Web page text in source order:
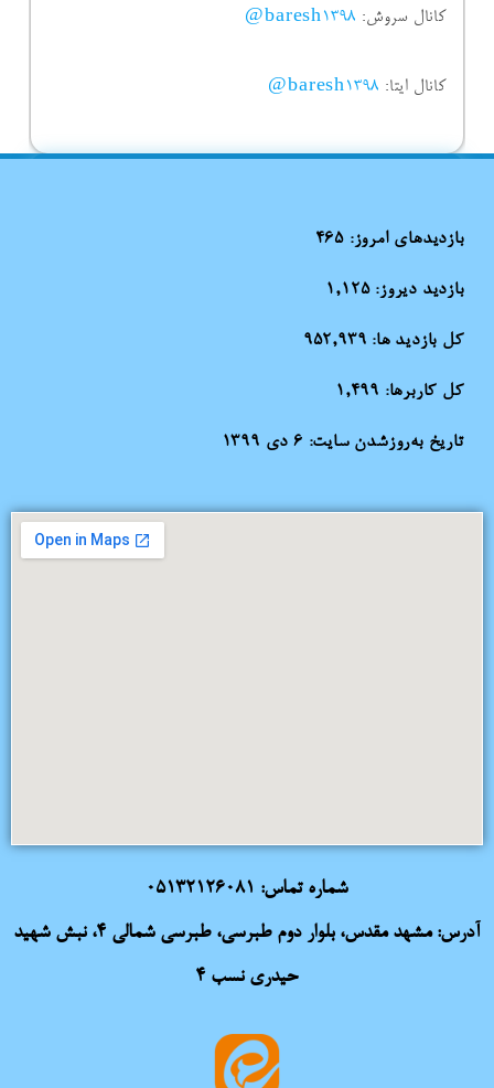
کانال سروش: baresh1398@
کانال ایتا: baresh1398@
بازدیدهای امروز:465
بازدید دیروز:1,125
کل بازدید ها: 952,939
کل کاربرها: 1,499
تاریخ به‌روزشدن سایت: ۶ دی ۱۳۹۹
شماره تماس: 05132126081
آدرس: مشهد مقدس، بلوار دوم طبرسی، طبرسی شمالی 4، نبش شهید
حیدری نسب 4